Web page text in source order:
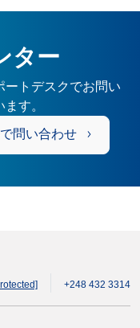
ター
ートデスクでお問い
す。
問い合わせ
+248 432 3314